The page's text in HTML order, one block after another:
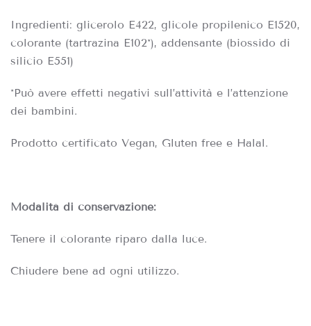
Ingredienti: glicerolo E422, glicole propilenico E1520,
colorante (tartrazina E102*), addensante (biossido di
silicio E551)
*Può avere effetti negativi sull’attività e l’attenzione
dei bambini.
Prodotto certificato Vegan, Gluten free e Halal.
Modalità di conservazione:
Tenere il colorante riparo dalla luce.
Chiudere bene ad ogni utilizzo.